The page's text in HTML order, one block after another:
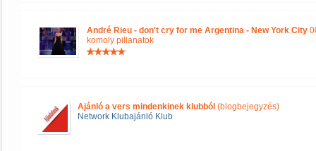
André Rieu - don't cry for me Argentina - New York City
komoly pillanatok
Ajánló a vers mindenkinek klubból (blogbejegyzés)
Network Klubajánló Klub